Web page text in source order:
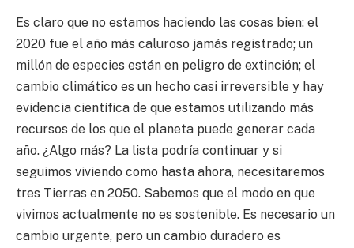
Es claro que no estamos haciendo las cosas bien: el
2020 fue el año más caluroso jamás registrado; un
millón de especies están en peligro de extinción; el
cambio climático es un hecho casi irreversible y hay
evidencia científica de que estamos utilizando más
recursos de los que el planeta puede generar cada
año. ¿Algo más? La lista podría continuar y si
seguimos viviendo como hasta ahora, necesitaremos
tres Tierras en 2050. Sabemos que el modo en que
vivimos actualmente no es sostenible. Es necesario un
cambio urgente, pero un cambio duradero es